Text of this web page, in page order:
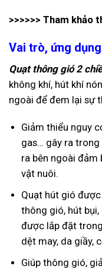
>>>>>> Tham khảo
Vai trò, ứng
Quạt thông gió 2
không khí, hút khí
ngoài để đem lại sự
Giảm thiểu nguy
gas… gây ra
ra bên ngoài
vật nuôi.
Quạt hút gió
thông gió, hút
được lắp đặt
dệt may, da giầy,
Giúp thông gió,